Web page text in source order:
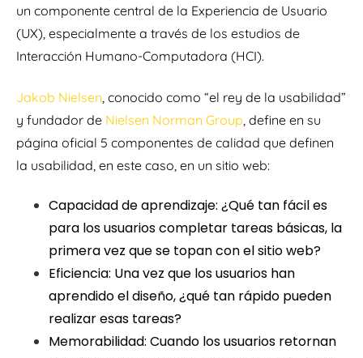
un componente central de la Experiencia de Usuario
(UX), especialmente a través de los estudios de
Interacción Humano-Computadora (HCI).
Jakob Nielsen , conocido como “el rey de la usabilidad”
y fundador de Nielsen Norman Group , define en su
página oficial 5 componentes de calidad que definen
la usabilidad, en este caso, en un sitio web:
Capacidad de aprendizaje: ¿Qué tan fácil es
para los usuarios completar tareas básicas, la
primera vez que se topan con el sitio web?
Eficiencia: Una vez que los usuarios han
aprendido el diseño, ¿qué tan rápido pueden
realizar esas tareas?
Memorabilidad: Cuando los usuarios retornan